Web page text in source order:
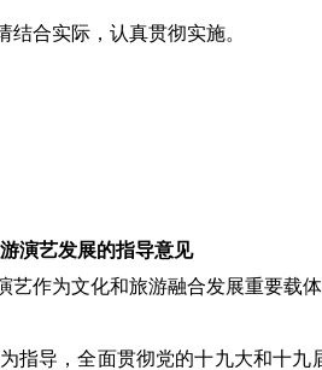
合实际，认真贯彻实施。
演艺发展的指导意见
作为文化和旅游融合发展重要载
指导，全面贯彻党的十九大和十